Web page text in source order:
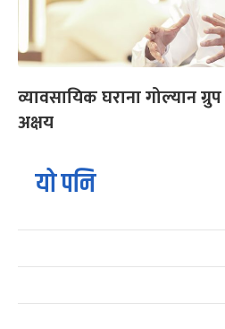
व्यावसायिक घराना गोल्यान
अक्षय
यो पनि